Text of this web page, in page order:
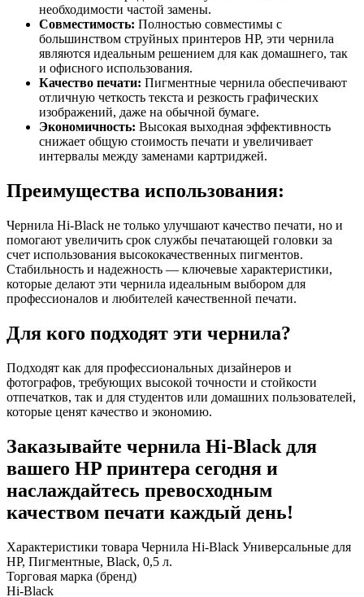
необходимости частой замены.
Совместимость: Полностью совместимы с
большинством струйных принтеров HP, эти чернила
являются идеальным решением для как домашнего, так
и офисного использования.
Качество печати: Пигментные чернила обеспечивают
отличную четкость текста и резкость графических
изображений, даже на обычной бумаге.
Экономичность: Высокая выходная эффективность
снижает общую стоимость печати и увеличивает
интервалы между заменами картриджей.
Преимущества использования:
Чернила Hi-Black не только улучшают качество печати, но и
помогают увеличить срок службы печатающей головки за
счет использования высококачественных пигментов.
Стабильность и надежность — ключевые характеристики,
которые делают эти чернила идеальным выбором для
профессионалов и любителей качественной печати.
Для кого подходят эти чернила?
Подходят как для профессиональных дизайнеров и
фотографов, требующих высокой точности и стойкости
отпечатков, так и для студентов или домашних пользователей,
которые ценят качество и экономию.
Заказывайте чернила Hi-Black для
вашего HP принтера сегодня и
наслаждайтесь превосходным
качеством печати каждый день!
Характеристики товара Чернила Hi-Black Универсальные для
HP, Пигментные, Black, 0,5 л.
Торговая марка (бренд)
Hi-Black